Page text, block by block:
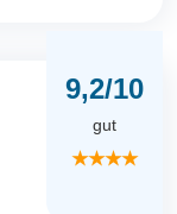
9,2/10
gut
★★★★